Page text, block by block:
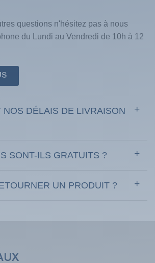
questions n'hésitez pas à nous
du Lundi au Vendredi de 10h à 12
NOS DÉLAIS DE LIVRAISON
SONT-ILS GRATUITS ?
UN PRODUIT ?